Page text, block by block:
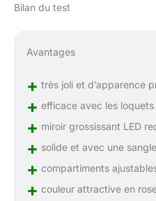
Bilan du test
Avantages
+ très joli et d’apparence
+ efficace avec les
+ miroir grossissant LED
+ solide et avec une
+ compartiments
+ couleur attractive en